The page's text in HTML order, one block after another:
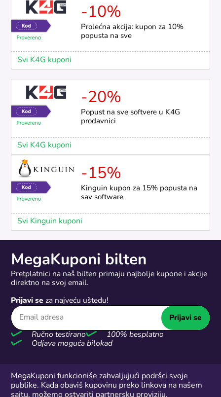
-10%
Prolećna akcija: kupon za 10%
popusta na sve
Svi K4G kuponi
-20%
Popust na sve softvere u K4G
prodavnici
Svi K4G kuponi
-15%
Kinguin kupon za 15% popusta na
sav software
Svi Kinguin kuponi
MegaKuponi bilten
Pretplatnici na naš bilten primaju najbolje kupone i akcije
direktno na svoj email.
Prijavi se za najveću uštedu!
Prijavi se
Ručno testirano
100% besplatno
Odjava moguća bilokad
MegaKuponi funkcioniše zahvaljujući podršci svoje
publike. Kada obaviš kupovinu preko linkova na našem
sajtu, možemo ostvariti partnersku proviziju.